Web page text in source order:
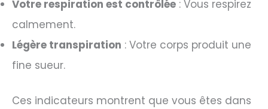
Votre respiration est contrôlée : Vous respirez
calmement.
Légère transpiration : Votre corps produit une
fine sueur.
Ces indicateurs montrent que vous êtes dans